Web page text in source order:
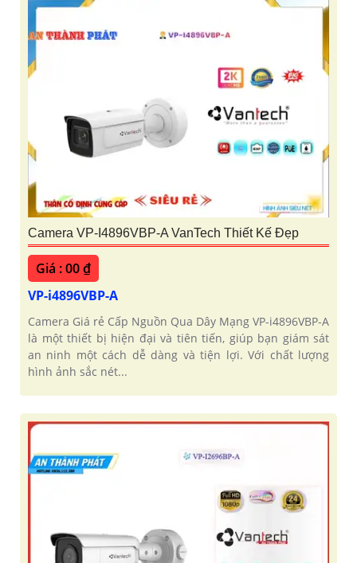
Camera VP-I4896VBP-A VanTech Thiết Kế Đẹp
Giá : 00 ₫
VP-i4896VBP-A
Camera Giá rẻ Cấp Nguồn Qua Dây Mạng VP-i4896VBP-A
là một thiết bị hiện đại và tiên tiến, giúp bạn giám sát
an ninh một cách dễ dàng và tiện lợi. Với chất lượng
hình ảnh sắc nét...